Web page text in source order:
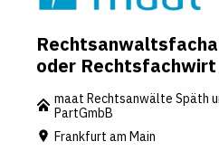
oder
maat Rechtsanwälte Späth
PartGmbB
Frankfurt am Main